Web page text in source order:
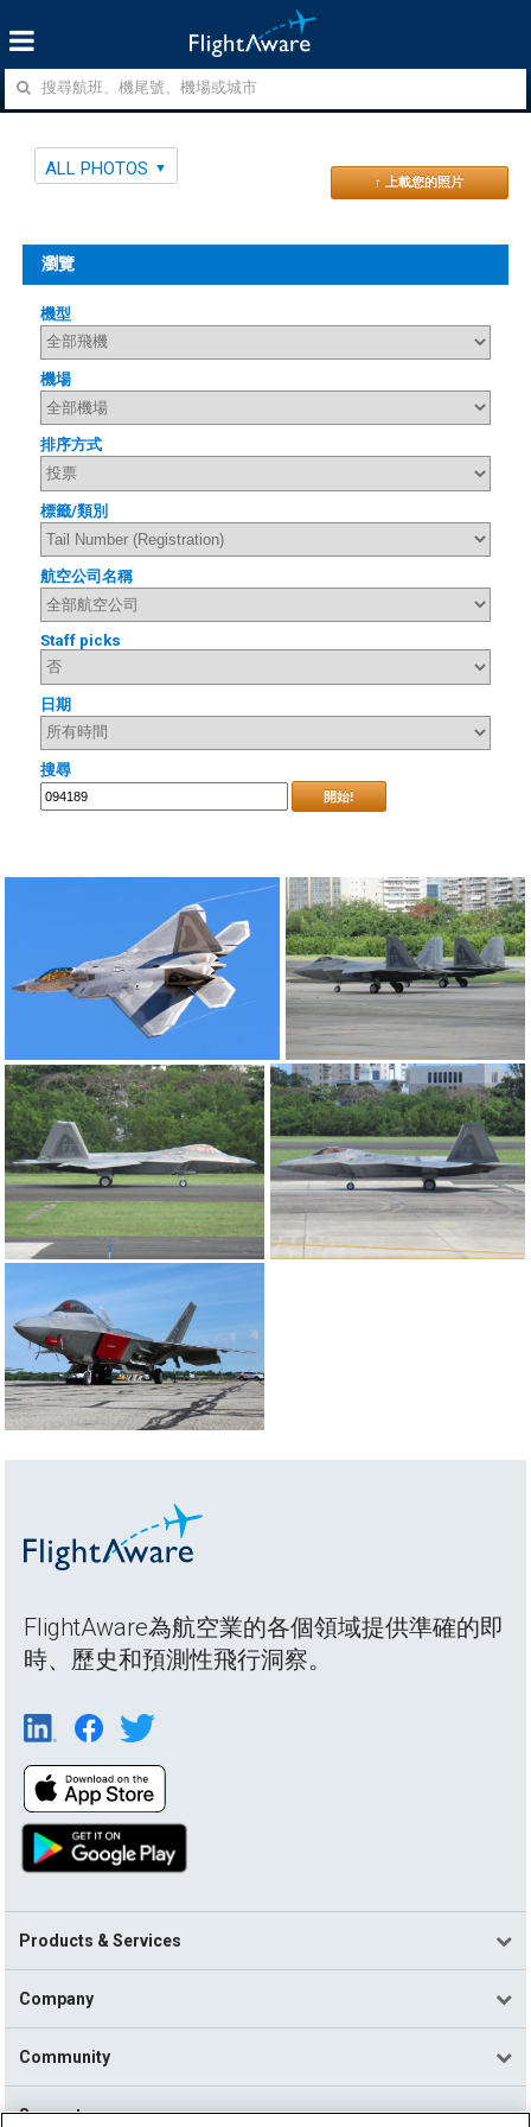
ALL PHOTOS
↑ 上載您的照片
瀏覽
機型
機場
排序方式
標籤/類別
航空公司名稱
Staff picks
日期
搜尋
開始!
FlightAware為航空業的各個領域提供準確的即
時、歷史和預測性飛行洞察。
Products & Services
Company
Community
Support